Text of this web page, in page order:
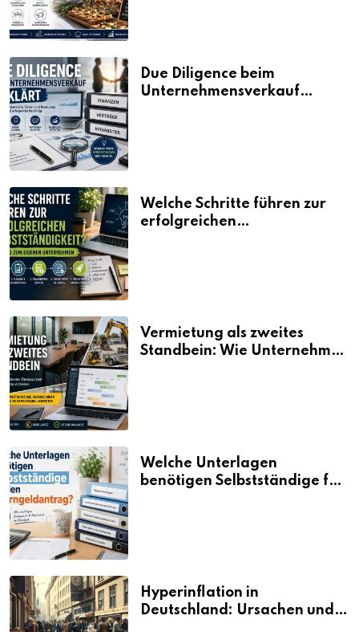
Due Diligence beim
Unternehmensverkauf
Welche Schritte führen zur
erfolgreichen
Vermietung als zweites
Standbein: Wie Unternehmen
Welche Unterlagen
benötigen Selbstständige für
Hyperinflation in
Deutschland: Ursachen und